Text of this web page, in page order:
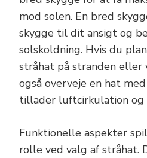
mod solen. En bred
skygge til dit ansigt og
solskoldning. Hvis du
stråhat på stranden eller
også overveje en hat
tillader luftcirkulation og
Funktionelle aspekter
rolle ved valg af stråhat.